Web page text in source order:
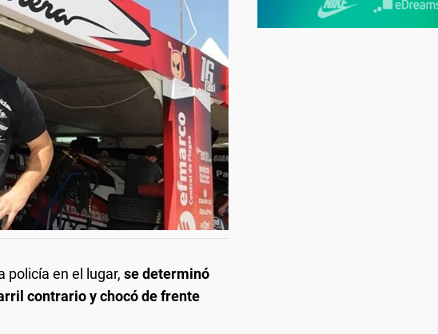
policía en el lugar, se determinó
contrario y chocó de frente